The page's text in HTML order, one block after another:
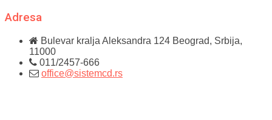
Adresa
Bulevar kralja Aleksandra 124 Beograd, Srbija,
11000
011/2457-666
office@sistemcd.rs